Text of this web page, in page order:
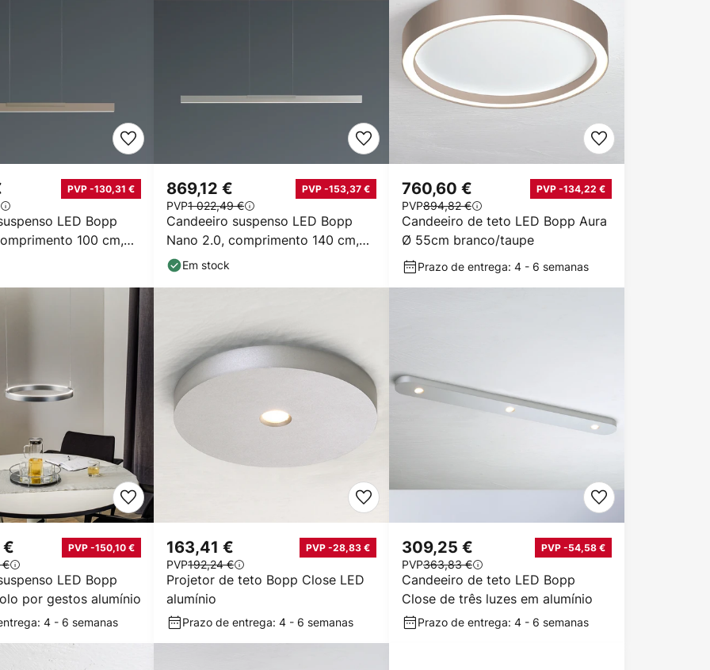
LED Bopp
100 cm,
metal
PVP -130,31 €
Candeeiro suspenso LED Bopp
Nano 2.0, comprimento 140 cm,
cor alumínio
869,12 € PVP -153,37 €
PVP1 022,49 €
Em stock
Candeeiro de teto LED Bopp Aura
Ø 55cm branco/taupe
760,60 € PVP -134,22 €
PVP894,82 €
Prazo de entrega: 4 - 6 semanas
LED Bopp
por gestos alumínio
€ PVP -150,10 €
€
4 - 6 semanas
Projetor de teto Bopp Close LED
alumínio
163,41 € PVP -28,83 €
PVP192,24 €
Prazo de entrega: 4 - 6 semanas
Candeeiro de teto LED Bopp
Close de três luzes em alumínio
309,25 € PVP -54,58 €
PVP363,83 €
Prazo de entrega: 4 - 6 semanas